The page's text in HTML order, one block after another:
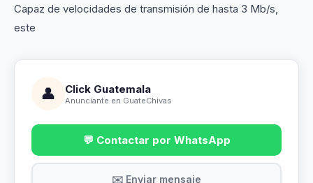
Capaz de velocidades de transmisión de hasta 3 Mb/s,
este
👤 Click Guatemala
Anunciante en GuateChivas
💬 Contactar por WhatsApp
✉️ Enviar mensaje